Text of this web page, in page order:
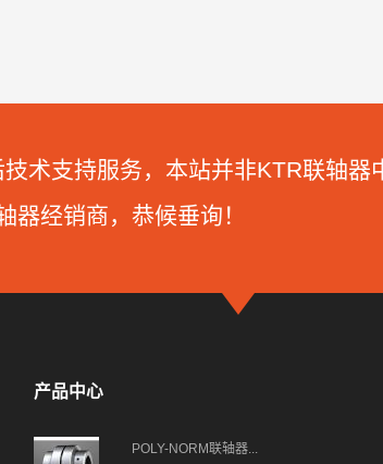
术支持服务，本站并非KTR联轴器
器经销商，恭候垂询！
产品中心
POLY-NORM联轴器...